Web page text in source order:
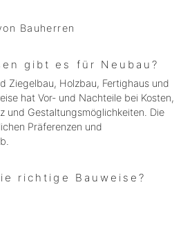
Bauherren
gibt es für Neubau?
Ziegelbau, Holzbau, Fertighaus und
hat Vor- und Nachteile bei Kosten,
und Gestaltungsmöglichkeiten. Die
Präferenzen und
richtige Bauweise?